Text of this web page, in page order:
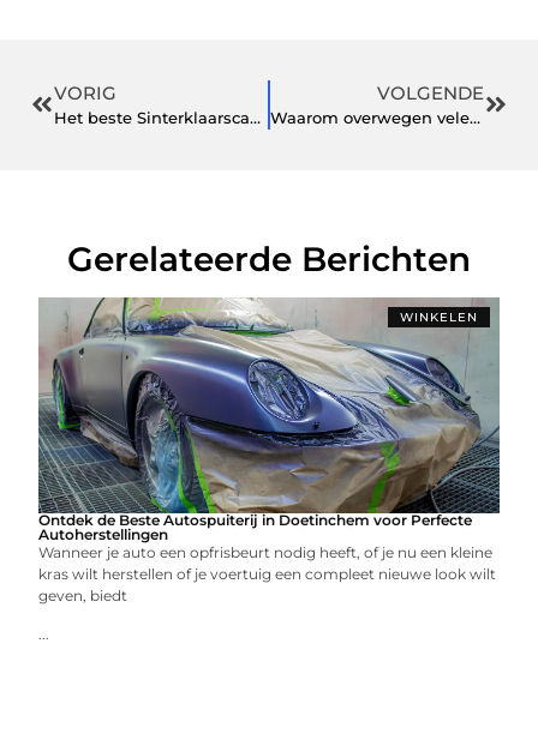
VORIG
Het beste Sinterklaarscadeau 1 jaar
VOLGENDE
Waarom overwegen velen vloerverwarming?
Gerelateerde Berichten
WINKELEN
Ontdek de Beste Autospuiterij in Doetinchem voor Perfecte
Autoherstellingen
Wanneer je auto een opfrisbeurt nodig heeft, of je nu een kleine
kras wilt herstellen of je voertuig een compleet nieuwe look wilt
geven, biedt
...